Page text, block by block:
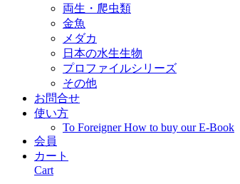
両生・爬虫類
金魚
メダカ
日本の水生生物
プロファイルシリーズ
その他
お問合せ
使い方
To Foreigner How to buy our E-Book
会員
カート
Cart